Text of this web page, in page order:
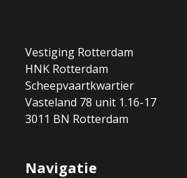
Vestiging Rotterdam
HNK Rotterdam
Scheepvaartkwartier
Vasteland 78 unit 1.16-17
3011 BN Rotterdam
Navigatie